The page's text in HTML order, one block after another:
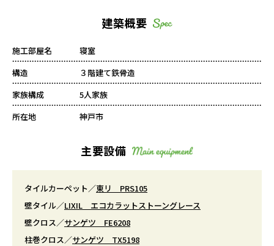
建築概要
施工部屋名
寝室
構造
３階建て鉄骨造
家族構成
5人家族
所在地
神戸市
主要設備
タイルカーペット／東リ PRS105
壁タイル／LIXIL エコカラットストーングレース
壁クロス／サンゲツ FE6208
柱巻クロス／サンゲツ TX5198